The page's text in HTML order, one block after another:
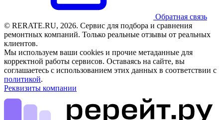
Обратная связь
© RERATE.RU, 2026. Сервис для подбора и сравнения
ремонтных компаний. Только реальные отзывы от реальных
клиентов.
Мы используем ваши cookies и прочие метаданные для
корректной работы сервисов. Оставаясь на сайте, вы
соглашаетесь с использованием этих данных в соответствии с
политикой.
Реквизиты компании